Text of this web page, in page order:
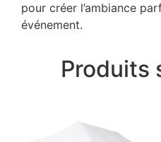
pour créer l’ambiance
événement.
Produits